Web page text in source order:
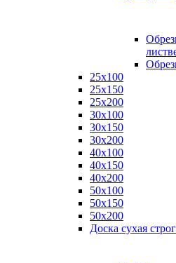
25х100
25х150
25х200
30х100
30х150
30х200
40х100
40х150
40х200
50х100
50х150
50х200
Доска сухая